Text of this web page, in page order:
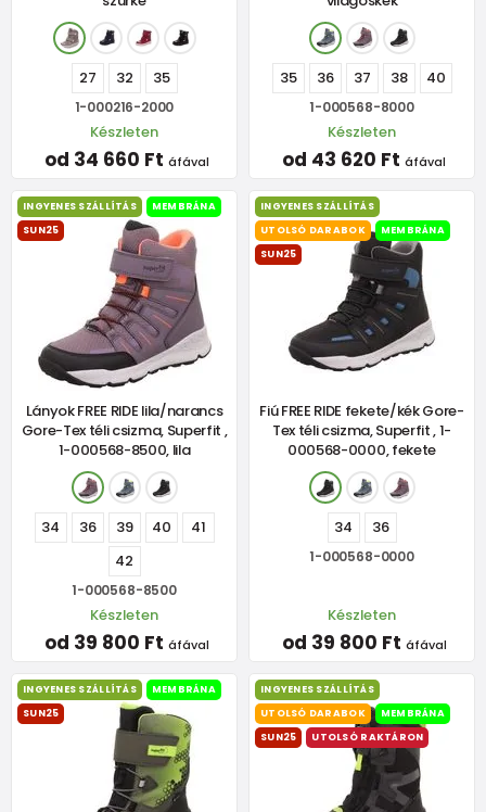
27 32 35
1-000216-2000
Készleten
od 34 660 Ft áfával
35 36 37 38 40
1-000568-8000
Készleten
od 43 620 Ft áfával
INGYENES SZÁLLÍTÁS
MEMBRÁNA
SUN25
Lányok FREE RIDE lila/narancs
Gore-Tex téli csizma, Superfit ,
1-000568-8500, lila
34 36 39 40
41
42
1-000568-8500
Készleten
od 39 800 Ft áfával
INGYENES SZÁLLÍTÁS
UTOLSÓ DARABOK
MEMBRÁNA
SUN25
Fiú FREE RIDE fekete/kék Gore-
Tex téli csizma, Superfit , 1-
000568-0000, fekete
34 36
1-000568-0000
Készleten
od 39 800 Ft áfával
INGYENES SZÁLLÍTÁS
MEMBRÁNA
SUN25
INGYENES SZÁLLÍTÁS
UTOLSÓ DARABOK
MEMBRÁNA
SUN25
UTOLSÓ RAKTÁRON